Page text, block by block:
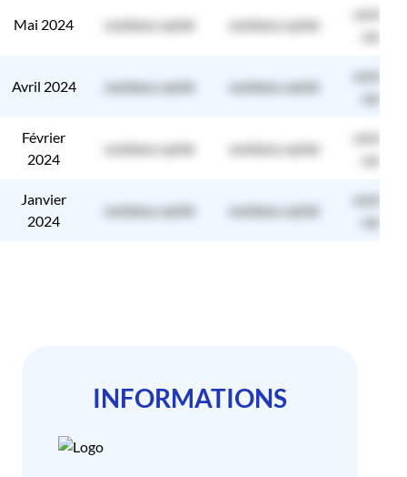
Mai 2024 contenu caché contenu caché
contenu
caché
Avril 2024 contenu caché contenu caché
contenu
caché
Février
2024
contenu caché contenu caché
contenu
caché
Janvier
2024
contenu caché contenu caché
contenu
caché
INFORMATIONS